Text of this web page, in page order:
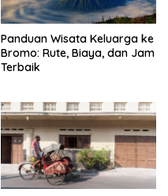
Panduan Wisata Keluarga ke
Bromo: Rute, Biaya, dan Jam
Terbaik